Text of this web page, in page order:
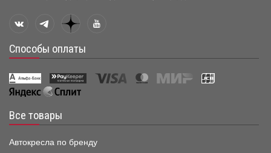
Способы оплаты
Все товары
Автокресла по бренду